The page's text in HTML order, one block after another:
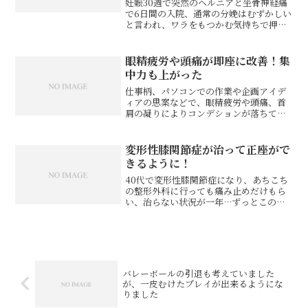
で6日間の入院、通常の分娩はむずかしい
と言われ、ワラをもつかむ気持ちで押方
帰りました。おかげ様で予定日ピッタリ
に超安産で出産できま...
眼精疲労や頭痛が即座に改善！集
中力も上がった
仕事柄、パソコンでの作業や企画アイデ
ィアの思案などで、眼精疲労や頭痛、首
肩の凝りによりコンデションが落ちてし
広さも一気に広がる感覚があります。そ
の後の仕事の集中力やパフ...
変形性膝関節症が治って正座がで
きるように！
40代で変形性膝関節症になり、あちこち
の整形外科に行っても痛み止めだけもら
い、治らない状況が一年…ずっとこのま
バレーボールの引退も考えていました
が、一皮むけたプレイが出来るようにな
りました